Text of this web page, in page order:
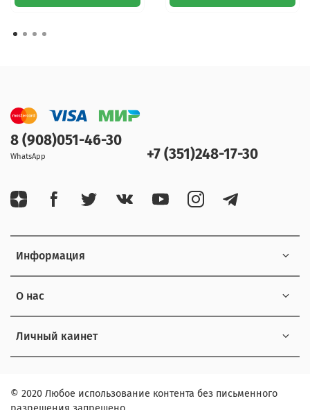
Информация
О нас
Личный каинет
8 (908)051-46-30
WhatsApp +7 (351)248-17-30
© 2020 Любое использование контента без письменного